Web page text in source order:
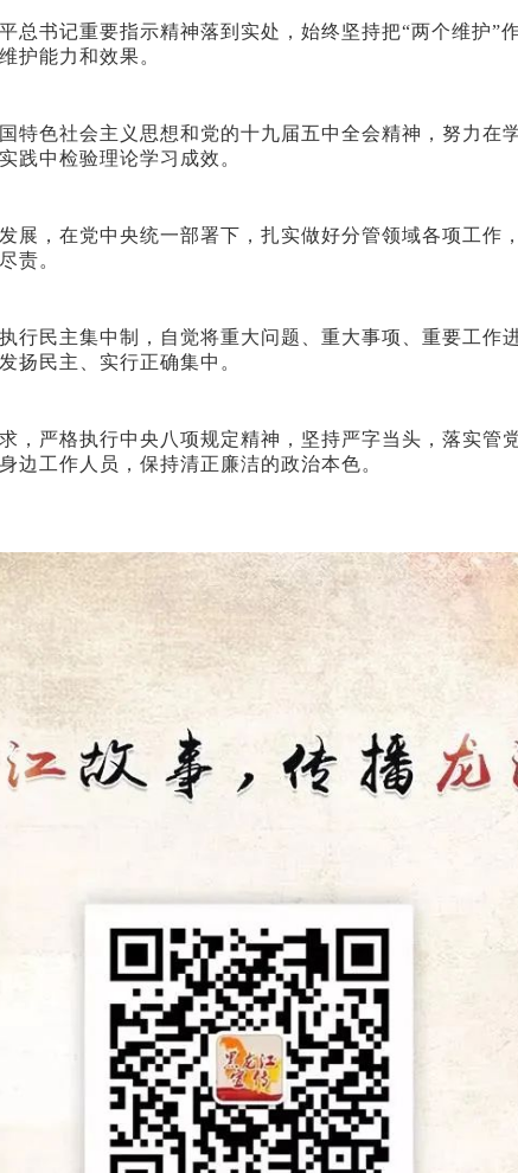
书记重要指示精神落到实处，始终坚持把“两个维护”作
护能力和效果。
色社会主义思想和党的十九届五中全会精神，努力在
践中检验理论学习成效。
，在党中央统一部署下，扎实做好分管领域各项工作
责。
民主集中制，自觉将重大问题、重大事项、重要工作
扬民主、实行正确集中。
严格执行中央八项规定精神，坚持严字当头，落实管
边工作人员，保持清正廉洁的政治本色。